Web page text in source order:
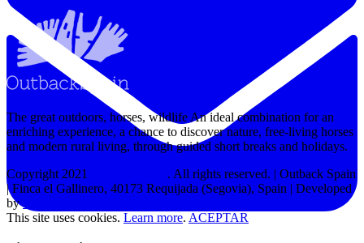
The great outdoors, horses, wildlife An ideal combination for an
enriching experience, a chance to discover nature, free-living horses
and modern rural living, through guided short breaks and holidays.
Copyright 2021
. All rights reserved. | Outback Spain
| Finca el Gallinero, 40173 Requijada (Segovia), Spain | Developed
by
This site uses cookies. Learn more. ACEPTAR